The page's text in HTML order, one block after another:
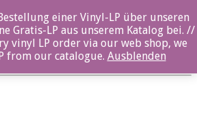
einer Vinyl-LP über unseren
Gratis-LP aus unserem Katalog bei. //
vinyl LP order via our web shop, we
from our catalogue. Ausblenden